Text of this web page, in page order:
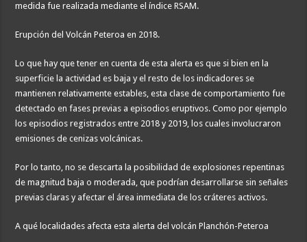
medida fue realizada mediante el índice RSAM.
Erupción del Volcán Peteroa en 2018.
Lo que hay que tener en cuenta de esta alerta es que si bien en la
superficie la actividad es baja y el resto de los indicadores se
mantienen relativamente estables, esta clase de comportamiento fue
detectado en fases previas a episodios eruptivos. Como por ejemplo
los episodios registrados entre 2018 y 2019, los cuales involucraron
emisiones de cenizas volcánicas.
Por lo tanto, no se descarta la posibilidad de explosiones repentinas
de magnitud baja o moderada, que podrían desarrollarse sin señales
previas claras y afectar el área inmediata de los cráteres activos.
A qué localidades afecta esta alerta del volcán Planchón-Peteroa